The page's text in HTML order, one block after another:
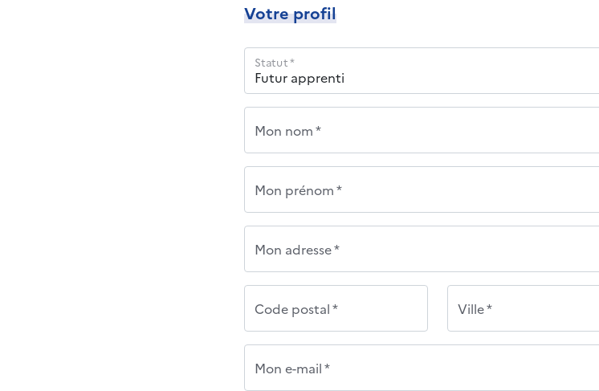
Votre profil
Statut *
Mon nom *
Mon prénom *
Mon adresse *
Code postal * Ville *
Mon e-mail *